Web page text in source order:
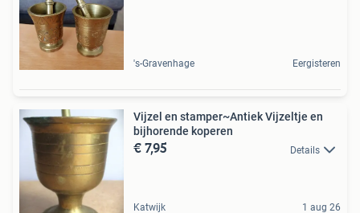
's-Gravenhage Eergisteren
Vijzel en stamper~Antiek Vijzeltje en
bijhorende koperen
€ 7,95 Details
Katwijk 1 aug 26